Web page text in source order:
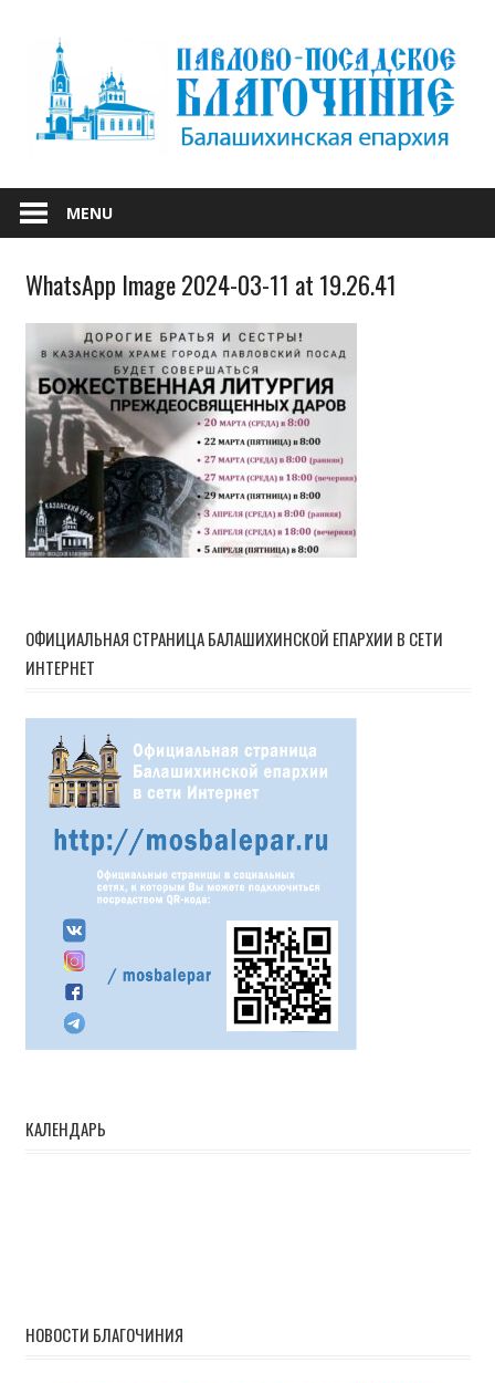
content
ПАВЛОВО-
ПОСАДСКОЕ
БЛАГОЧИНИЕ
MENU
WhatsApp Image 2024-03-11 at 19.26.41
ОФИЦИАЛЬНАЯ СТРАНИЦА БАЛАШИХИНСКОЙ ЕПАРХИИ В СЕТИ
ИНТЕРНЕТ
КАЛЕНДАРЬ
НОВОСТИ БЛАГОЧИНИЯ